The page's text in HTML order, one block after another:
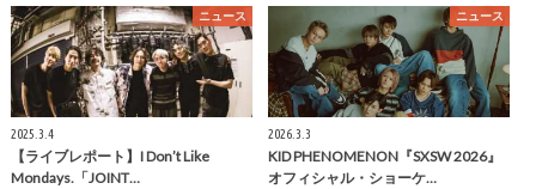
ニュース
2025.3.4
【ライブレポート】I Don’t Like
Mondays.「JOINT…
ニュース
2026.3.3
KID PHENOMENON『SXSW 2026』
オフィシャル・ショーケ…